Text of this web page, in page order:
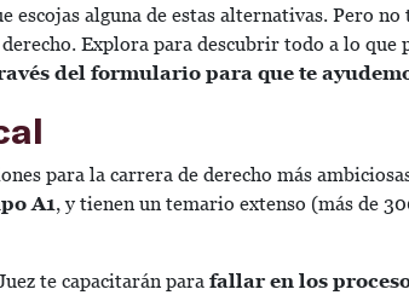
escojas alguna de estas alternativas. Pero
Explora para descubrir todo a lo que
del formulario para que te
para la carrera de derecho más
A1, y tienen un temario extenso (más de
te capacitarán para fallar en los